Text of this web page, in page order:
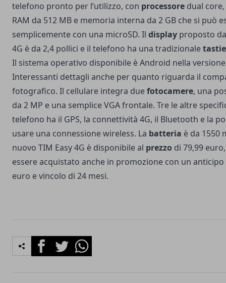
telefono pronto per l’utilizzo, con processore dual
RAM da 512 MB e memoria interna da 2 GB che si può
semplicemente con una microSD. Il display proposto
4G è da 2,4 pollici e il telefono ha una tradizionale
Il sistema operativo disponibile è Android nella versione
Interessanti dettagli anche per quanto riguarda il
fotografico. Il cellulare integra duefotocamere, una
da 2 MP e una semplice VGA frontale. Tre le altre
telefono ha il GPS, la connettività 4G, il Bluetooth e la
usare una connessione wireless. La batteria è da 1550
nuovo TIM Easy 4G è disponibile al prezzo di 79,99
essere acquistato anche in promozione con un anticipo
euro e vincolo di 24 mesi.
FacebookTwitterWhatsapp